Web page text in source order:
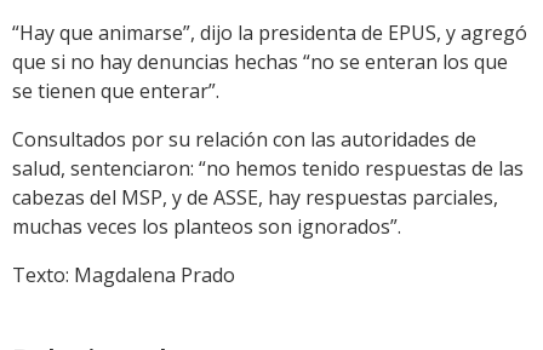
“Hay que animarse”, dijo la presidenta de EPUS, y agregó
que si no hay denuncias hechas “no se enteran los que
se tienen que enterar”.
Consultados por su relación con las autoridades de
salud, sentenciaron: “no hemos tenido respuestas de las
cabezas del MSP, y de ASSE, hay respuestas parciales,
muchas veces los planteos son ignorados”.
Texto: Magdalena Prado